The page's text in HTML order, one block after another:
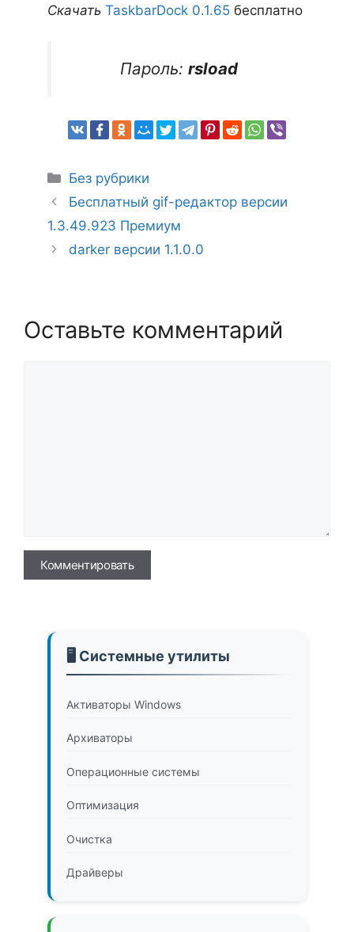
Скачать TaskbarDock 0.1.65 бесплатно
Пароль: rsload
Рубрики
Без рубрики
Бесплатный gif-редактор версии
1.3.49.923 Премиум
darker версии 1.1.0.0
Оставьте комментарий
Имя
🖥️ Системные утилиты
Активаторы Windows
Архиваторы
Операционные системы
Оптимизация
Очистка
Драйверы